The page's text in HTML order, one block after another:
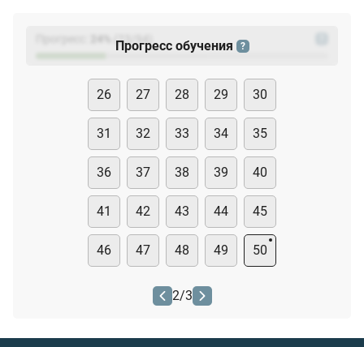
(23
Прогресс обучения ?
26 27 28 29 30
31 32 33 34 35
36 37 38 39 40
41 42 43 44 45
46 47 48 49 50
2/3